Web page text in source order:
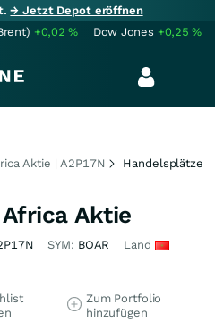
→ Jetzt Depot eröffnen
+0,02% Dow Jones +0,25%
Aktie | A2P17N Handelsplätze
Aktie
SYM: BOAR Land
Zum Portfolio
hinzufügen